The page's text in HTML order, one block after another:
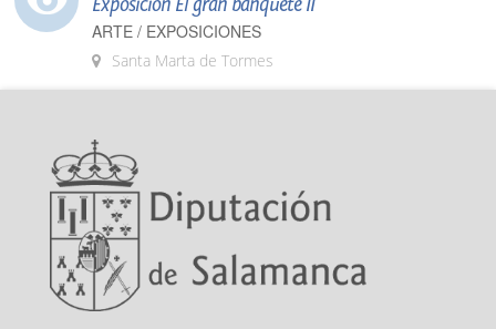
Exposición El gran banquete II
ARTE / EXPOSICIONES
Santa Marta de Tormes